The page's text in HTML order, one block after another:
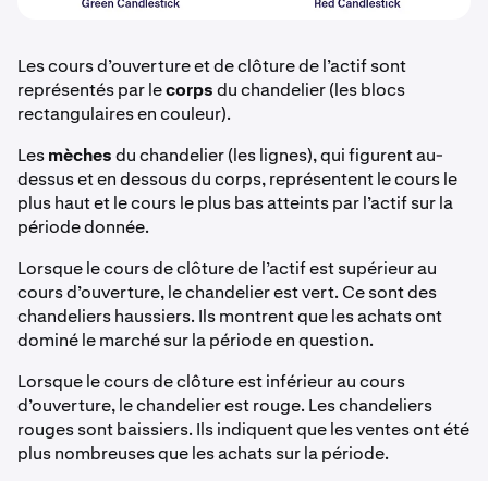
Les cours d’ouverture et de clôture de l’actif sont
représentés par lecorpsdu chandelier (les blocs
rectangulaires en couleur).
Lesmèchesdu chandelier (les lignes), qui figurent au-
dessus et en dessous du corps, représentent le cours le
plus haut et le cours le plus bas atteints par l’actif sur la
période donnée.
Lorsque le cours de clôture de l’actif est supérieur au
cours d’ouverture, le chandelier est vert. Ce sont des
chandeliers haussiers. Ils montrent que les achats ont
dominé le marché sur la période en question.
Lorsque le cours de clôture est inférieur au cours
d’ouverture, le chandelier est rouge. Les chandeliers
rouges sont baissiers. Ils indiquent que les ventes ont été
plus nombreuses que les achats sur la période.